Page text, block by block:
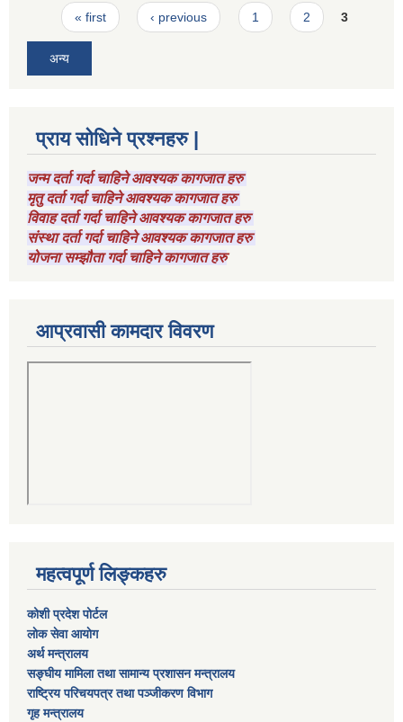
Pages
« first ‹ previous 1 2 3
अन्य
प्राय सोधिने प्रश्नहरु |
जन्म दर्ता गर्दा चाहिने आवश्यक कागजात हरु
मृतु दर्ता गर्दा चाहिने आवश्यक कागजात हरु
विवाह दर्ता गर्दा चाहिने आवश्यक कागजात हरु
संस्था दर्ता गर्दा चाहिने आवश्यक कागजात हरु
योजना सम्झौता गर्दा चाहिने कागजात हरु
आप्रवासी कामदार विवरण
महत्वपूर्ण लिङ्कहरु
कोशी प्रदेश पोर्टल
लाेक सेवा आयाेग
अर्थ मन्त्रालय
सङ्घीय मामिला तथा सामान्य प्रशासन मन्त्रालय
राष्‍ट्रिय परिचयपत्र तथा पञ्‍जीकरण विभाग
गृह मन्त्रालय